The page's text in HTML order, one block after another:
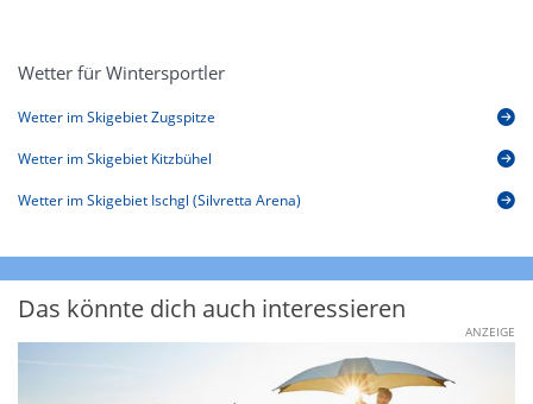
Wetter für Wintersportler
Wetter im Skigebiet Zugspitze
Wetter im Skigebiet Kitzbühel
Wetter im Skigebiet Ischgl (Silvretta Arena)
Das könnte dich auch interessieren
ANZEIGE